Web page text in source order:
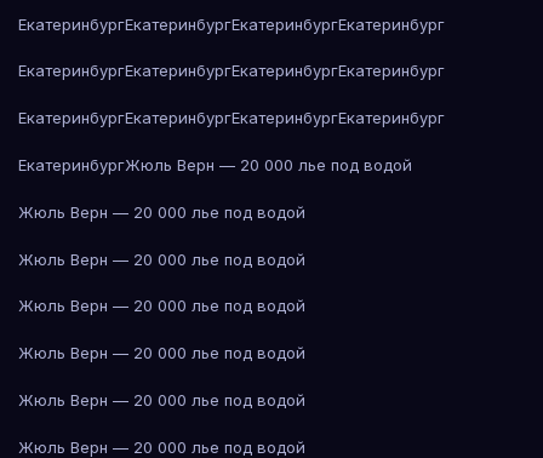
ЕкатеринбургЕкатеринбургЕкатеринбургЕкатеринбург
ЕкатеринбургЕкатеринбургЕкатеринбургЕкатеринбург
ЕкатеринбургЕкатеринбургЕкатеринбургЕкатеринбург
ЕкатеринбургЖюль Верн — 20 000 лье под водой
Жюль Верн — 20 000 лье под водой
Жюль Верн — 20 000 лье под водой
Жюль Верн — 20 000 лье под водой
Жюль Верн — 20 000 лье под водой
Жюль Верн — 20 000 лье под водой
Жюль Верн — 20 000 лье под водой